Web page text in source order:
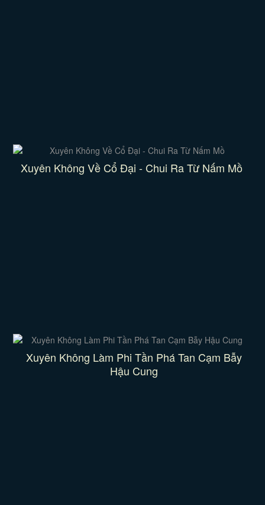
Xuyên Không Về Cổ Đại - Chui Ra Từ Nấm Mồ
Xuyên Không Làm Phi Tần Phá Tan Cạm Bẫy
Hậu Cung